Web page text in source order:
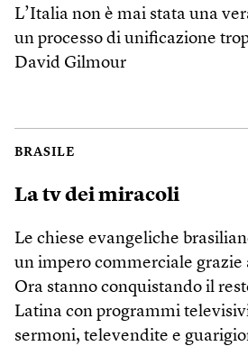
L’Italia non è mai stata una
un processo di unificazione
David Gilmour
BRASILE
La tv dei miracoli
Le chiese evangeliche
un impero commerciale grazie
Ora stanno conquistando il
Latina con programmi
sermoni, televendite e